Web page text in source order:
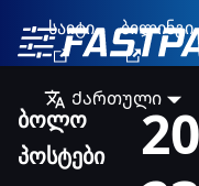
საიტი ბილინგი
Ქართული
ბოლო
პოსტები